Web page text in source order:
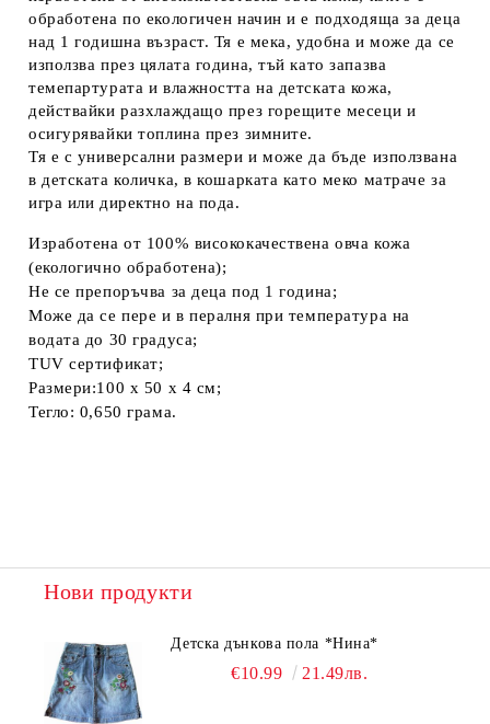
обработена по екологичен начин и е подходяща за деца
над 1 годишна възраст. Тя е мека, удобна и може да се
използва през цялата година, тъй като запазва
темепартурата и влажността на детската кожа,
действайки разхлаждащо през горещите месеци и
осигурявайки топлина през зимните.
Тя е с универсални размери и може да бъде използвана
в детската количка, в кошарката като меко матраче за
игра или директно на пода.
Изработена от 100% висококачествена овча кожа
(екологично обработена);
Не се препоръчва за деца под 1 година;
Може да се пере и в пералня при температура на
водата до 30 градуса;
TUV сертификат;
Размери:100 х 50 х 4 см;
Тегло: 0,650 грама.
Нови продукти
Детска дънкова пола *Нина*
€10.99 21.49лв.